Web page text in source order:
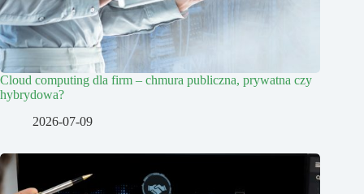
Cloud computing dla firm – chmura publiczna, prywatna czy
hybrydowa?
2026-07-09